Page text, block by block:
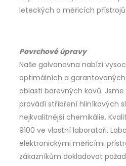
leteckých a měřicích
Povrchové úpravy
Naše galvanovna nabízí
optimálních a
oblasti barevných kovů.
provádí stříbření hliníkových
nejkvalitnější chemikálie.
9100 ve vlastní laboratoři.
elektronickými měřicími
zákazníkům dokladovat